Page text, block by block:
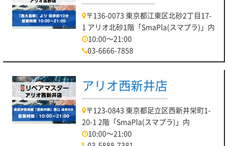
〒136-0073 東京都江東区北砂2丁目17-
1 アリオ北砂1階「SmaPla(スマプラ)」内
10:00～21:00
03-6666-7858
アリオ西新井店
〒123-0843 東京都足立区西新井栄町1-
20-1 2階「SmaPla(スマプラ)」内
10:00～21:00